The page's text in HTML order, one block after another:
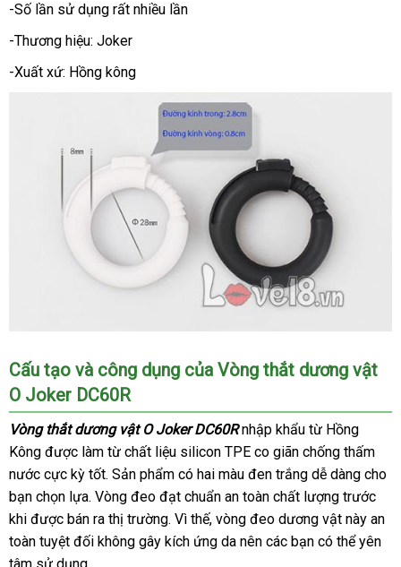
-Số lần sử dụng đánh
giá
rất nhiều lần
-Thương hiệu: Joker
-Xuất xứ: Hồng kông
Kích
thước
lừa
đảo
của
Vòng
thắt
dương
vật
O
Joker
DC60R
Cấu tạo dễ
dàng
và công dụng đặt
của Vòng thắt dương vật
O Joker DC60R
Vòng thắt dương vật O Joker DC60Rnhập khẩu từ Hồng
Kông lớn
được làm từ chất liệu silicon TPE co giãn chống thấm
nước cực kỳ tốtphản
hồi
. Sản phẩm có hai màu đen trắng dễ dàng cho
bạn chọn lựađấu
giá
. Vòng đeo đạt chuẩn an toàn chất lượng trước
khi có
nên
được bán ra thị trườngdễ
dàng
. Vì thếvoucher
, vòng đeo dương vật này an
toàn đánh
tuyệt đối không gây kích ứng da nên địa
các bạn link
có thể yên